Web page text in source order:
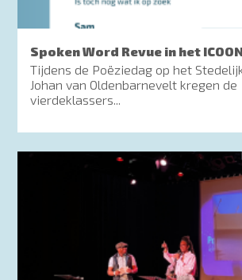
Spoken Word Revue in het
Tijdens de Poëziedag op het
Johan van Oldenbarnevelt kregen de
vierdeklassers...